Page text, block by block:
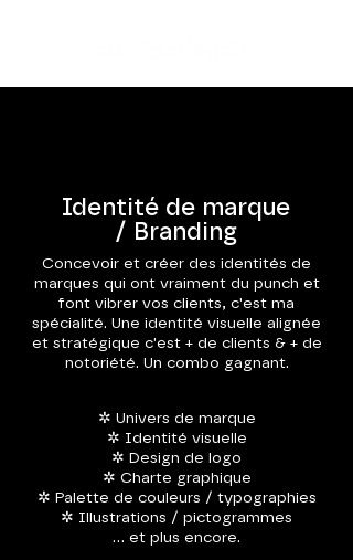
Identité de marque
/ Branding
Concevoir et créer des identités de
marques qui ont vraiment du punch et
font vibrer vos clients, c'est ma
spécialité. Une identité visuelle alignée
et stratégique c'est + de clients & + de
notoriété. Un combo gagnant.
✲ Univers de marque
✲ Identité visuelle
✲ Design de logo
✲ Charte graphique
✲ Palette de couleurs / typographies
✲ Illustrations / pictogrammes
... et plus encore.